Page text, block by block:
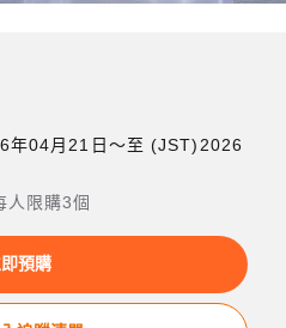
年04月21日〜至 (JST)2026
人限購3個
預購